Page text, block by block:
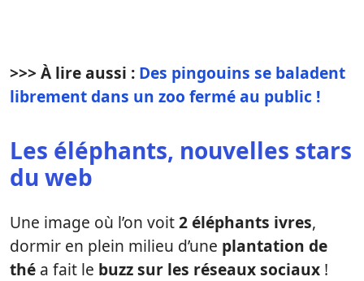
>>> À lire aussi : Des pingouins se baladent
librement dans un zoo fermé au public !
Les éléphants, nouvelles stars
du web
Une image où l’on voit2 éléphants ivres,
dormir en plein milieu d’une plantation de
thé a fait le buzz sur les réseaux sociaux !